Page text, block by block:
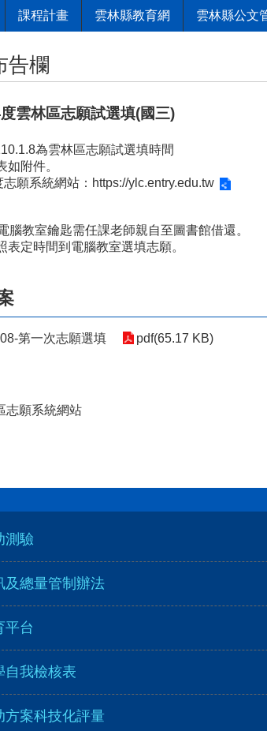
課程計畫 雲林縣教育網 雲林縣公文
告欄
雲林區志願試選填(國三)
為雲林區志願試選填時間
如附件。
願系統網站： https://ylc.entry.edu.tw
腦教室鑰匙需任課老師親自至圖書館借還。
表定時間到電腦教室選填志願。
第一次志願選填 pdf(65.17 KB)
志願系統網站
測驗
及總量管制辦法
平台
自我檢核表
方案科技化評量